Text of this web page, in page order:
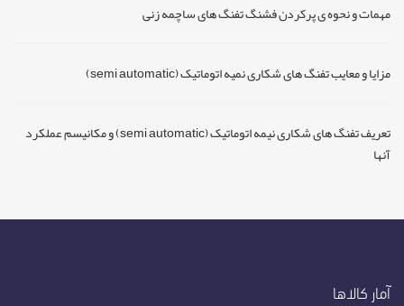
مهمات و نحوه ی پرکردن فشنگ تفنگ های ساچمه زنی
مزایا و معایب تفنگ های شکاری نمیه اتوماتیک (semi automatic)
تعریف تفنگ های شکاری نیمه اتوماتیک (semi automatic) و مکانیسم عملکرد
آنها
آمار کالاها